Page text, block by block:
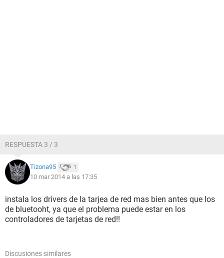
RESPUESTA 3 / 3
Tizona95 1
10 mar 2014 a las 17:35
instala los drivers de la tarjea de red mas bien antes que los
de bluetooht, ya que el problema puede estar en los
controladores de tarjetas de red!!
Discusiones similares